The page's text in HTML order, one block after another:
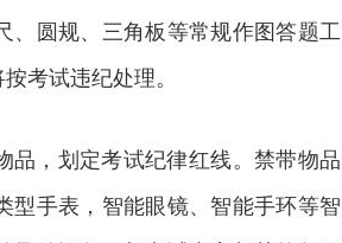
、圆规、三角板等常规作图答题工
考试违纪处理。
品，划定考试纪律红线。禁带物品
型手表，智能眼镜、智能手环等智